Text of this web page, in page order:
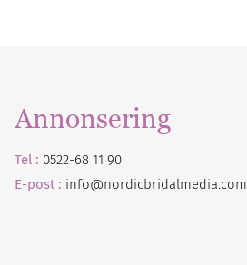
Annonsering
Tel : 0522-68 11 90
E-post : info@nordicbridalmedia.com